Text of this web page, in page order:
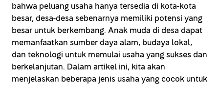
bahwa peluang usaha hanya tersedia di kota-kota
besar, desa-desa sebenarnya memiliki potensi yang
besar untuk berkembang. Anak muda di desa dapat
memanfaatkan sumber daya alam, budaya lokal,
dan teknologi untuk memulai usaha yang sukses dan
berkelanjutan. Dalam artikel ini, kita akan
menjelaskan beberapa jenis usaha yang cocok untuk